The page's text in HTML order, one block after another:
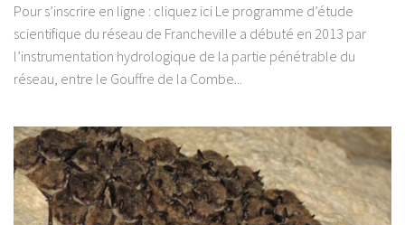
Pour s’inscrire en ligne : cliquez ici Le programme d’étude
scientifique du réseau de Francheville a débuté en 2013 par
l’instrumentation hydrologique de la partie pénétrable du
réseau, entre le Gouffre de la Combe...